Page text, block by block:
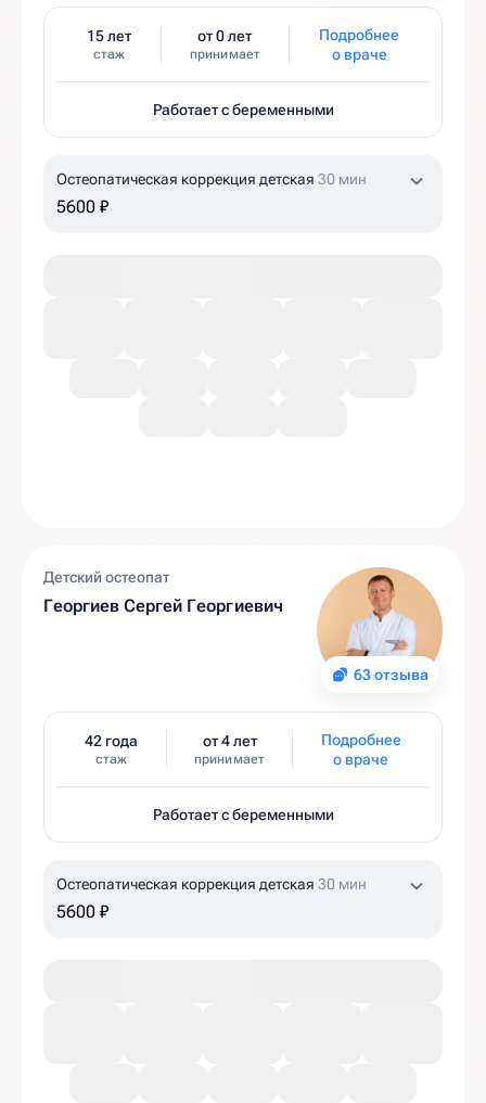
15 лет
стаж
от 0 лет
принимает
Подробнее
о враче
Работает с беременными
Остеопатическая коррекция детская 30 мин
5600 ₽
63 отзыва
Детский остеопат
Георгиев Сергей Георгиевич
42 года
стаж
от 4 лет
принимает
Подробнее
о враче
Работает с беременными
Остеопатическая коррекция детская 30 мин
5600 ₽